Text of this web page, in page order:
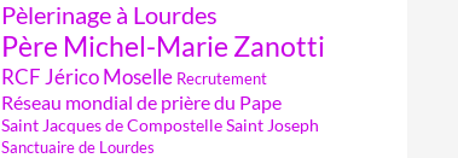
Pèlerinage à Lourdes
Père Michel-Marie Zanotti
RCF Jérico Moselle Recrutement
Réseau mondial de prière du Pape
Saint Jacques de CompostelleSaint Joseph
Sanctuaire de Lourdes